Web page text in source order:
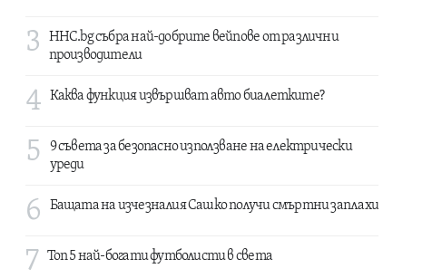
3
HHC.bg събра най-добрите вейпове от различни
производители
4 Каква функция извършват авто биалетките?
5
9 съвета за безопасно използване на електрически
уреди
6 Бащата на изчезналия Сашко получи смъртни заплахи
7 Топ 5 най-богати футболисти в света